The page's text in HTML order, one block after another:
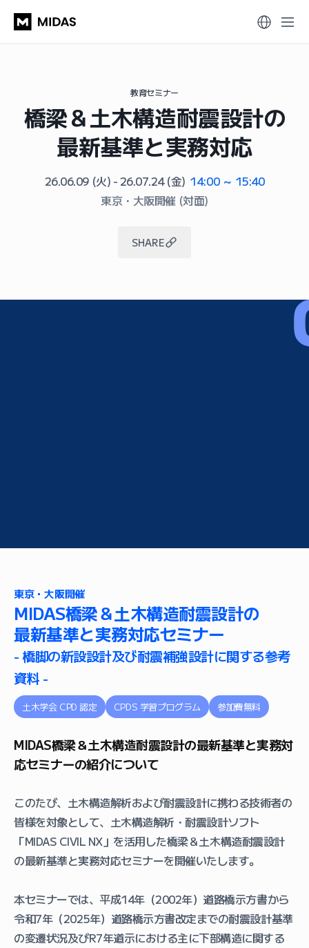
教育セミナー
橋梁＆土木構造耐震設計の
最新基準と実務対応
26.06.09 (火) - 26.07.24 (金) 14:00 ～ 15:40
東京・大阪開催 (対面)
SHARE
東京・大阪開催
MIDAS橋梁＆土木構造耐震設計の
最新基準と実務対応セミナー
- 橋脚の新設設計及び耐震補強設計に関する参考
資料 -
土木学会 CPD 認定 CPDS 学習プログラム 参加費無料
MIDAS橋梁＆土木構造耐震設計の最新基準と実務対
応セミナーの紹介について
このたび、土木構造解析および耐震設計に携わる技術者の
皆様を対象として、土木構造解析・耐震設計ソフト
「MIDAS CIVIL NX」を活用した橋梁＆土木構造耐震設計
の最新基準と実務対応セミナーを開催いたします。
本セミナーでは、平成14年（2002年）道路橋示方書から
令和7年（2025年）道路橋示方書改定までの耐震設計基準
の変遷状況及びR7年道示における主に下部構造に関する